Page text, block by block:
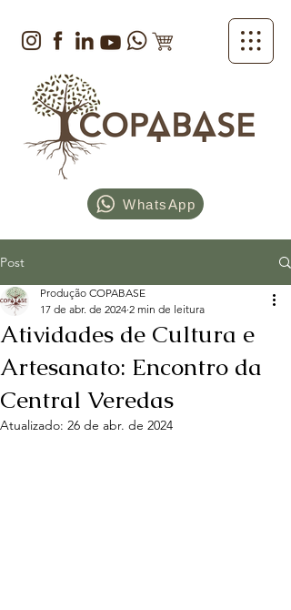
WhatsApp
Post
Atividades de Cultura e
Artesanato: Encontro da
Central Veredas
Produção COPABASE
17 de abr. de 2024 2 min de leitura
Atualizado: 26 de abr. de 2024